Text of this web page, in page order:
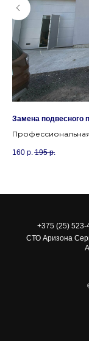
Замена подвесного
160 р. 195 р.
+375 (25) 523-
СТО Аризона